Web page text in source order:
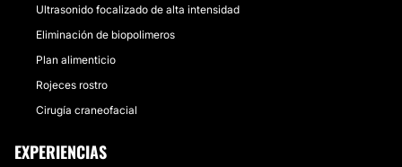
Ultrasonido focalizado de alta intensidad
Eliminación de biopolimeros
Plan alimenticio
Rojeces rostro
Cirugía craneofacial
EXPERIENCIAS